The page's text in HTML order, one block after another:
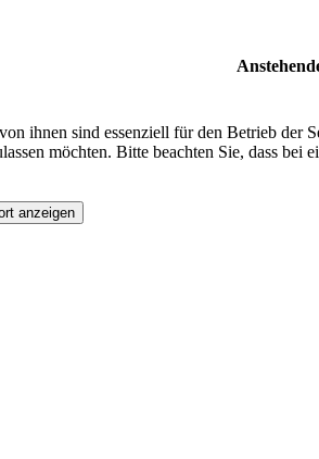
anzeigen
ihnen sind essenziell für den Betrieb der
möchten. Bitte beachten Sie, dass